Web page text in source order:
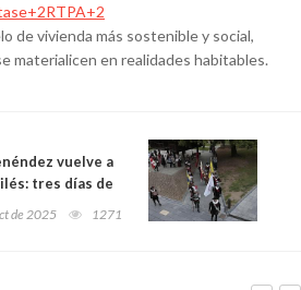
de vivienda más sostenible y social,
materialicen en realidades habitables.
vuelve a
tres días de
para honrar al
de 2025 1271